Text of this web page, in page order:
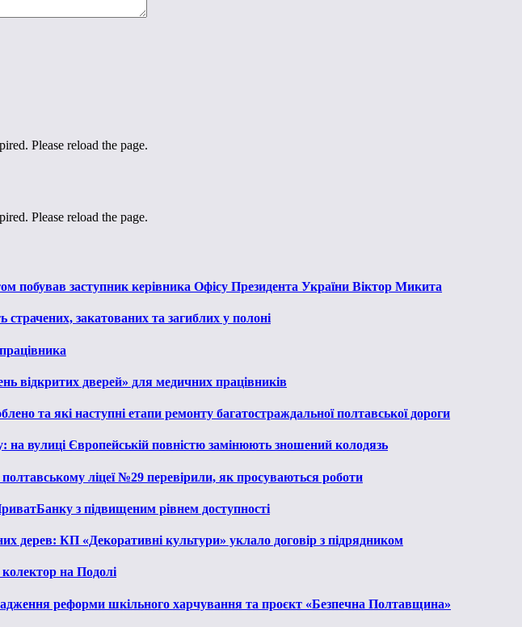
Please reload the page.
Please reload the page.
побував заступник керівника Офісу Президента України Віктор Микита
закатованих та загиблих у полоні
відкритих дверей» для медичних працівників
та які наступні етапи ремонту багатостраждальної полтавської дороги
вулиці Європейській повністю замінюють зношений колодязь
ліцеї №29 перевірили, як просуваються роботи
з підвищеним рівнем доступності
дерев: КП «Декоративні культури» уклало договір з підрядником
на Подолі
реформи шкільного харчування та проєкт «Безпечна Полтавщина»